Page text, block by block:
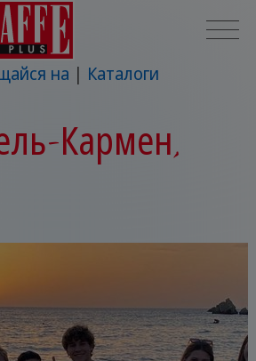
на Каталоги
Кармен,